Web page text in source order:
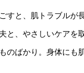
と、肌トラブルが
と、やさしいケアを
ばかり。身体にも